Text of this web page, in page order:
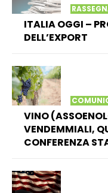
ITALIA OGGI –
DELL’EXPORT
VINO
VENDEMMIALI,
CONFERENZA